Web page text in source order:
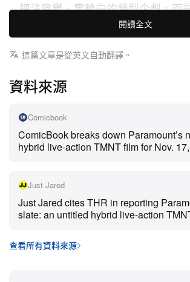
押注陰鬱、實驗向的類型企劃，而
「Sonic 化」的家庭向 TMNT 重啟
據悉這部電影將會是一部
Raphael 和 Michelangelo 為核心角
真人大銀幕。
這部新作預定於下一部《Teenage
9 月）上映後一年推出，亦引發討論
會否同時經營真人與動畫兩條忍者
終全面押注這次重啟。
閱讀全文
這篇文章是從英文自動翻譯。
資料來源
Comicbook
ComicBook breaks down Paramount’s
hybrid live-action TMNT film for Nov.
Just Jared
Just Jared cites THR in reporting
slate: an untitled hybrid live-action
查看所有資料來源